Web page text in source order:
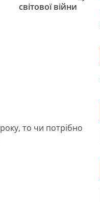
світової війни
то чи потрібно